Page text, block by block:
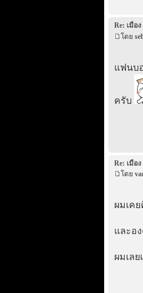
Re: เมือ
โดย
แฟนบ
ครับ
Re: เมือ
โดย
ผมเค
และอ
ผมเล